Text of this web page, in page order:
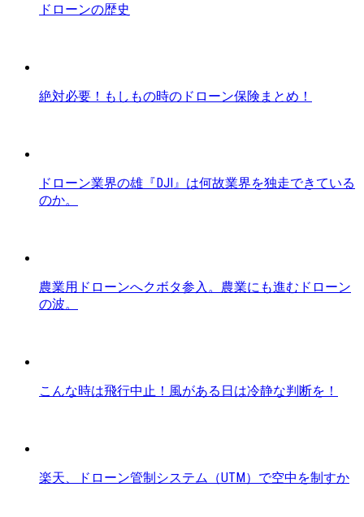
ドローンの歴史
絶対必要！もしもの時のドローン保険まとめ！
ドローン業界の雄『DJI』は何故業界を独走できている
のか。
農業用ドローンへクボタ参入。農業にも進むドローン
の波。
こんな時は飛行中止！風がある日は冷静な判断を！
楽天、ドローン管制システム（UTM）で空中を制すか